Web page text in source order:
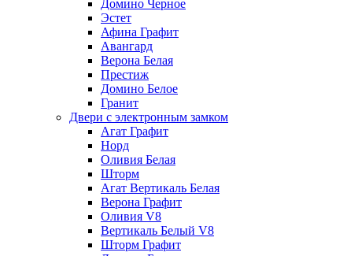
Домино Черное
Эстет
Афина Графит
Авангард
Верона Белая
Престиж
Домино Белое
Гранит
Двери с электронным замком
Агат Графит
Норд
Оливия Белая
Шторм
Агат Вертикаль Белая
Верона Графит
Оливия V8
Вертикаль Белый V8
Шторм Графит